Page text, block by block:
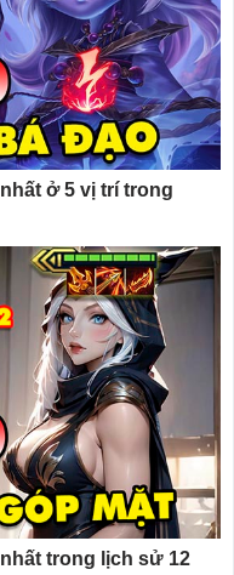
ở 5 vị trí trong
trong lịch sử 12